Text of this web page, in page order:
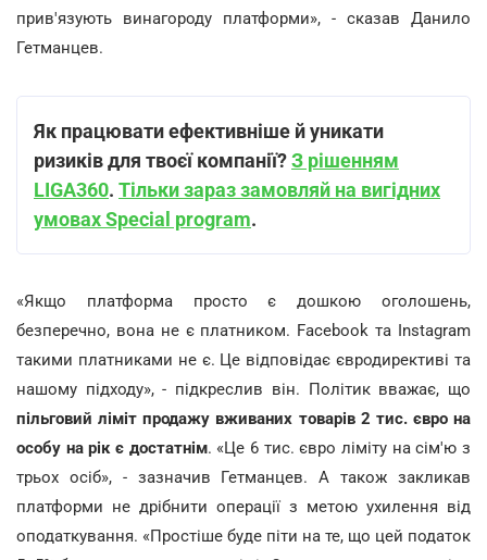
прив'язують винагороду платформи», - сказав Данило
Гетманцев.
Як працювати ефективніше й уникати
ризиків для твоєї компанії?З рішенням
LIGA360. Тільки зараз замовляй на вигідних
умовах Special program.
«Якщо платформа просто є дошкою оголошень,
безперечно, вона не є платником. Facebook та Instagram
такими платниками не є. Це відповідає євродирективі та
нашому підходу», - підкреслив він. Політик вважає, що
пільговий ліміт продажу вживаних товарів 2 тис. євро на
особу на рік є достатнім. «Це 6 тис. євро ліміту на сім'ю з
трьох осіб», - зазначив Гетманцев. А також закликав
платформи не дрібнити операції з метою ухилення від
оподаткування. «Простіше буде піти на те, що цей податок